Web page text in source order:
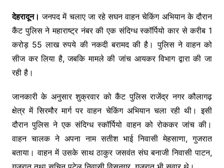
देहरादून। जनपद में चलाए जा रहे सघन वाहन चेकिंग अभियान के दौरान
कैंट पुलिस ने महाराष्ट्र नंबर की एक संदिग्ध स्कॉर्पियो कार से करीब 1
करोड़ 55 लाख रुपये की नकदी बरामद की है। पुलिस ने वाहन को
सीज कर लिया है, जबकि मामले की जांच आयकर विभाग द्वारा की जा
रही है।
जानकारी के अनुसार शुक्रवार को कैंट पुलिस राजेंद्र नगर कौलागढ़
क्षेत्र में सिरमौर मार्ग पर वाहन चेकिंग अभियान चला रही थी। इसी
दौरान पुलिस ने एक संदिग्ध स्कॉर्पियो वाहन को रोककर जांच की।
वाहन चालक ने अपना नाम सतीश भाई निवासी मेहसाणा, गुजरात
बताया। वाहन में उसके साथ ठाकुर जसवंत संघ बनाजी निवासी पाटन,